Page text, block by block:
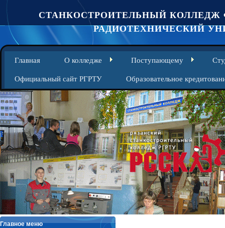
СТАНКОСТРОИТЕЛЬНЫЙ КОЛЛЕДЖ
РАДИОТЕХНИЧЕСКИЙ
Главная О колледже Поступающему
Официальный сайт РГРТУ Образовательное
Главное меню